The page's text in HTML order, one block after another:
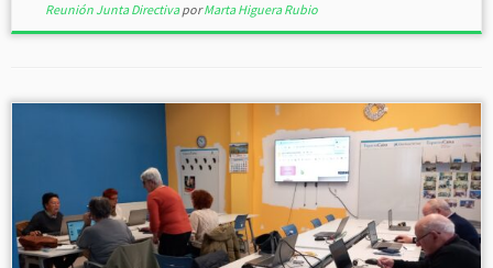
Reunión Junta DirectivaporMarta Higuera Rubio